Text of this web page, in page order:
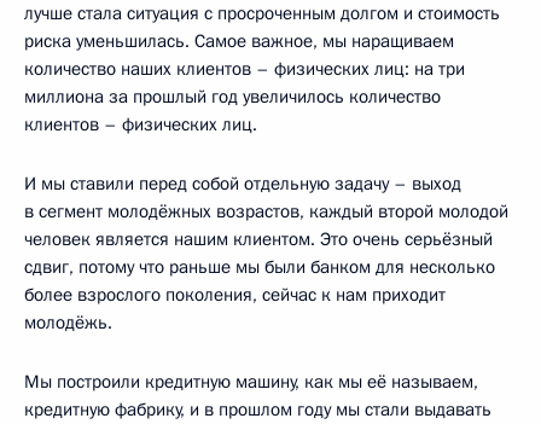
лучше стала ситуация с просроченным долгом и стоимость
риска уменьшилась. Самое важное, мы наращиваем
количество наших клиентов – физических лиц: на три
миллиона за прошлый год увеличилось количество
клиентов – физических лиц.
И мы ставили перед собой отдельную задачу – выход
в сегмент молодёжных возрастов, каждый второй молодой
человек является нашим клиентом. Это очень серьёзный
сдвиг, потому что раньше мы были банком для несколько
более взрослого поколения, сейчас к нам приходит
молодёжь.
Мы построили кредитную машину, как мы её называем,
кредитную фабрику, и в прошлом году мы стали выдавать